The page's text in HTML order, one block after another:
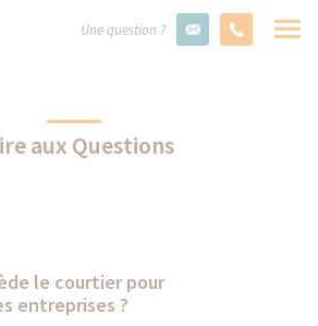
Une question ?
aux Questions
le courtier pour
entreprises ?